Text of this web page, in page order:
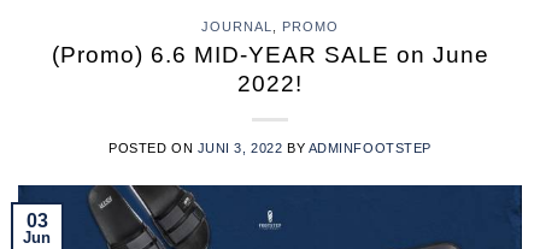
JOURNAL PROMO
(Promo) 6.6 MID-YEAR SALE on June
2022!
POSTED ON JUNI 3, 2022 BY ADMINFOOTSTEP
03
Jun